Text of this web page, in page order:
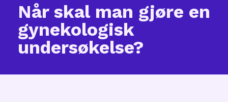
Når skal man gjøre en
gynekologisk
undersøkelse?